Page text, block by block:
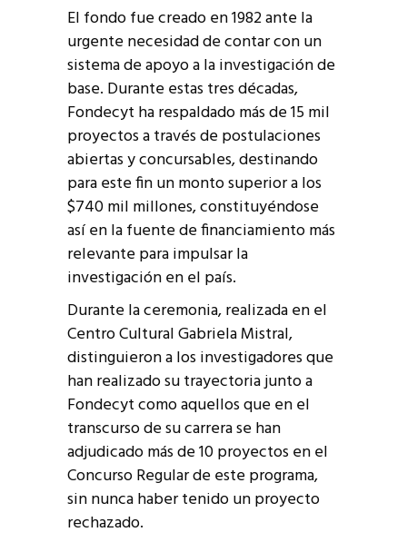
El fondo fue creado en 1982 ante la
urgente necesidad de contar con un
sistema de apoyo a la investigación de
base. Durante estas tres décadas,
Fondecyt ha respaldado más de 15 mil
proyectos a través de postulaciones
abiertas y concursables, destinando
para este fin un monto superior a los
$740 mil millones, constituyéndose
así en la fuente de financiamiento más
relevante para impulsar la
investigación en el país.
Durante la ceremonia, realizada en el
Centro Cultural Gabriela Mistral,
distinguieron a los investigadores que
han realizado su trayectoria junto a
Fondecyt como aquellos que en el
transcurso de su carrera se han
adjudicado más de 10 proyectos en el
Concurso Regular de este programa,
sin nunca haber tenido un proyecto
rechazado.